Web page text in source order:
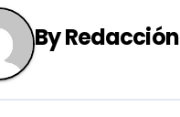
ByRedacción